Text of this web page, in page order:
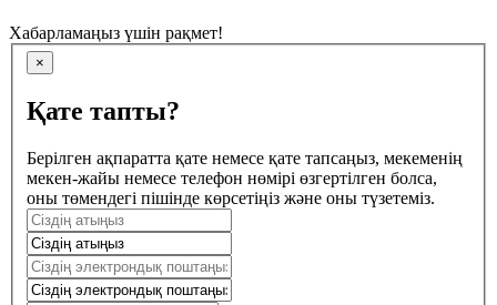
Хабарламаңыз үшін рақмет!
×
Қате тапты?
Берілген ақпаратта қате немесе қате тапсаңыз, мекеменің
мекен-жайы немесе телефон нөмірі өзгертілген болса,
оны төмендегі пішінде көрсетіңіз және оны түзетеміз.